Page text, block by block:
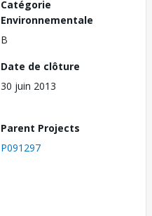
Catégorie
Environnementale
B
Date de clôture
30 juin 2013
Parent Projects
P091297